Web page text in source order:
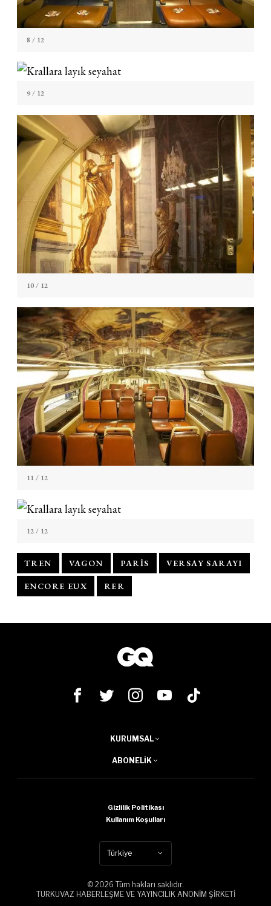
8 / 12
9/ 12
10/ 12
11 / 12
12/ 12
TREN VAGON PARIS VERSAY SARAYI
ENCORE EUX RER
KURUMSAL
ABONELIK
Gizlilik Politikası
Kullanım Koşulları
Türkiye
© 2026 Tüm hakları saklıdır.
TURKUVAZ HABERLEŞME VE YAYINCILIK ANONİM ŞİRKETİ